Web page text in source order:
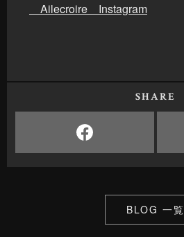
Ailecroire Instagram
SHARE
BLOG 一覧